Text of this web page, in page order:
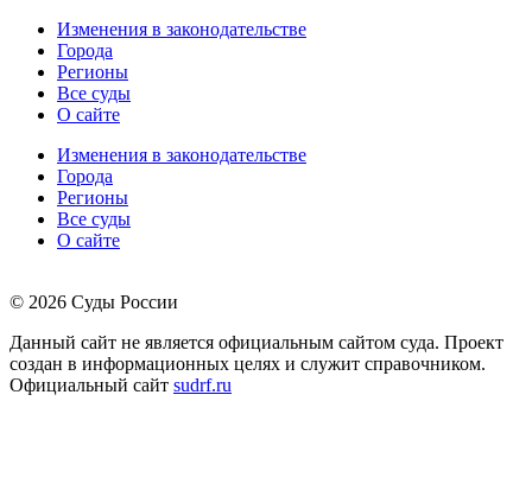
Изменения в законодательстве
Города
Регионы
Все суды
О сайте
Изменения в законодательстве
Города
Регионы
Все суды
О сайте
© 2026 Суды России
Данный сайт не является официальным сайтом суда. Проект
создан в информационных целях и служит справочником.
Официальный сайт sudrf.ru